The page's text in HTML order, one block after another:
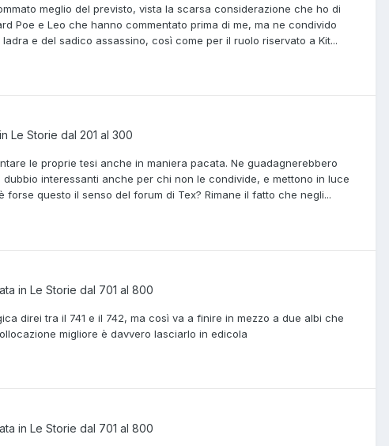
meglio del previsto, vista la scarsa considerazione che ho di
Poe e Leo che hanno commentato prima di me, ma ne condivido
e del sadico assassino, così come per il ruolo riservato a Kit...
Le Storie dal 201 al 300
le proprie tesi anche in maniera pacata. Ne guadagnerebbero
interessanti anche per chi non le condivide, e mettono in luce
questo il senso del forum di Tex? Rimane il fatto che negli...
in Le Storie dal 701 al 800
direi tra il 741 e il 742, ma così va a finire in mezzo a due albi che
migliore è davvero lasciarlo in edicola
in Le Storie dal 701 al 800